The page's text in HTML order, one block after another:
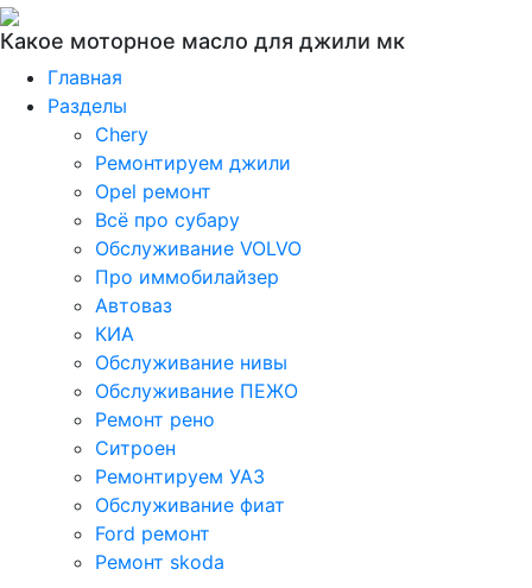
Какое моторное масло для джили мк
Главная
Разделы
Chery
Ремонтируем джили
Opel ремонт
Всё про субару
Обслуживание VOLVO
Про иммобилайзер
Автоваз
КИА
Обслуживание нивы
Обслуживание ПЕЖО
Ремонт рено
Ситроен
Ремонтируем УАЗ
Обслуживание фиат
Ford ремонт
Ремонт skoda